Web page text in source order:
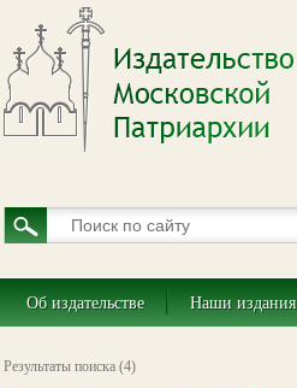
Об издательстве Наши издания
Результаты поиска (4)